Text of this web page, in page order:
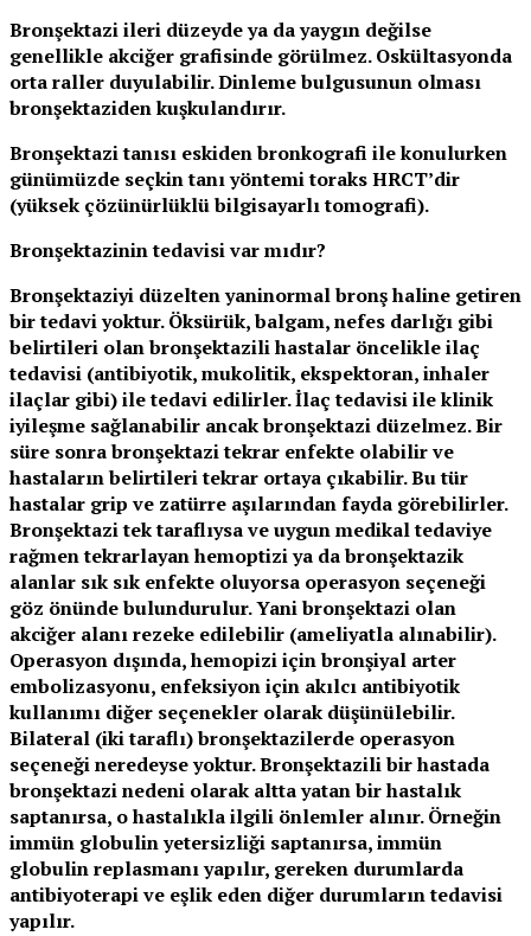
Bronşektazi ileri düzeyde ya da yaygın değilse
genellikle akciğer grafisinde görülmez. Oskültasyonda
orta raller duyulabilir. Dinleme bulgusunun olması
bronşektaziden kuşkulandırır.
Bronşektazi tanısı eskiden bronkografi ile konulurken
günümüzde seçkin tanı yöntemi toraks HRCT’dir
(yüksek çözünürlüklü bilgisayarlı tomografi).
Bronşektazinin tedavisi var mıdır?
Bronşektaziyi düzelten yaninormal bronş haline getiren
bir tedavi yoktur. Öksürük, balgam, nefes darlığı gibi
belirtileri olan bronşektazili hastalar öncelikle ilaç
tedavisi (antibiyotik, mukolitik, ekspektoran, inhaler
ilaçlar gibi) ile tedavi edilirler. İlaç tedavisi ile klinik
iyileşme sağlanabilir ancak bronşektazi düzelmez. Bir
süre sonra bronşektazi tekrar enfekte olabilir ve
hastaların belirtileri tekrar ortaya çıkabilir. Bu tür
hastalar grip ve zatürre aşılarından fayda görebilirler.
Bronşektazi tek taraflıysa ve uygun medikal tedaviye
rağmen tekrarlayan hemoptizi ya da bronşektazik
alanlar sık sık enfekte oluyorsa operasyon seçeneği
göz önünde bulundurulur. Yani bronşektazi olan
akciğer alanı rezeke edilebilir (ameliyatla alınabilir).
Operasyon dışında, hemopizi için bronşiyal arter
embolizasyonu, enfeksiyon için akılcı antibiyotik
kullanımı diğer seçenekler olarak düşünülebilir.
Bilateral (iki taraflı) bronşektazilerde operasyon
seçeneği neredeyse yoktur. Bronşektazili bir hastada
bronşektazi nedeni olarak altta yatan bir hastalık
saptanırsa, o hastalıkla ilgili önlemler alınır. Örneğin
immün globulin yetersizliği saptanırsa, immün
globulin replasmanı yapılır, gereken durumlarda
antibiyoterapi ve eşlik eden diğer durumların tedavisi
yapılır.